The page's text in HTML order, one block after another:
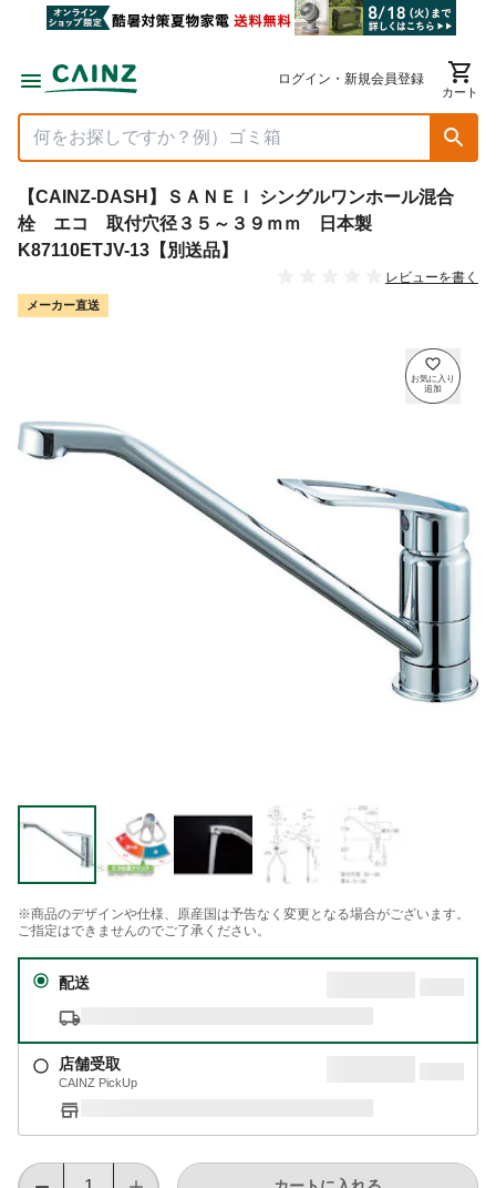
ログイン・新規会員登録
カート
【CAINZ-DASH】ＳＡＮＥＩ シングルワンホール混合
栓 エコ 取付穴径３５～３９ｍｍ 日本製
K87110ETJV-13【別送品】
レビューを書く
メーカー直送
※商品のデザインや仕様、原産国は予告なく変更となる場合がございます。
ご指定はできませんのでご了承ください。
配送
店舗受取
CAINZ PickUp